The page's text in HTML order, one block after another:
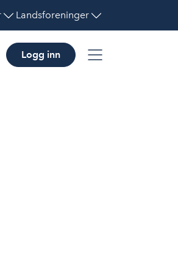
Landsforeninger
Logg inn meny